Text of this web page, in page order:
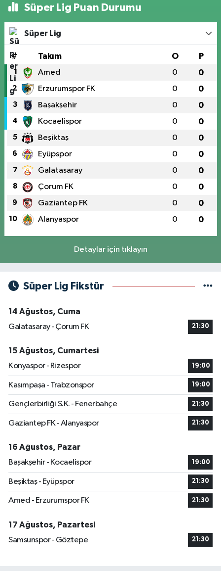
Süper Lig Puan Durumu
Süper Lig
# Takım O P
1 Amed 0 0
2 Erzurumspor FK 0 0
3 Başakşehir 0 0
4 Kocaelispor 0 0
5 Beşiktaş 0 0
6 Eyüpspor 0 0
7 Galatasaray 0 0
8 Çorum FK 0 0
9 Gaziantep FK 0 0
10 Alanyaspor 0 0
Detaylar için tıklayın
Süper Lig Fikstür
14 Ağustos, Cuma
Galatasaray - Çorum FK
21:30
15 Ağustos, Cumartesi
Konyaspor - Rizespor
19:00
Kasımpaşa - Trabzonspor 19:00
Gençlerbirliği S.K. - Fenerbahçe 21:30
Gaziantep FK - Alanyaspor 21:30
16 Ağustos, Pazar
Başakşehir - Kocaelispor
19:00
Beşiktaş - Eyüpspor 21:30
Amed - Erzurumspor FK 21:30
17 Ağustos, Pazartesi
Samsunspor - Göztepe
21:30